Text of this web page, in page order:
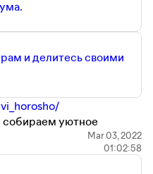
https://t.me/dashabeatle
тут —
и делитесь своими
уютное
Mar 03, 2022
01:02:58